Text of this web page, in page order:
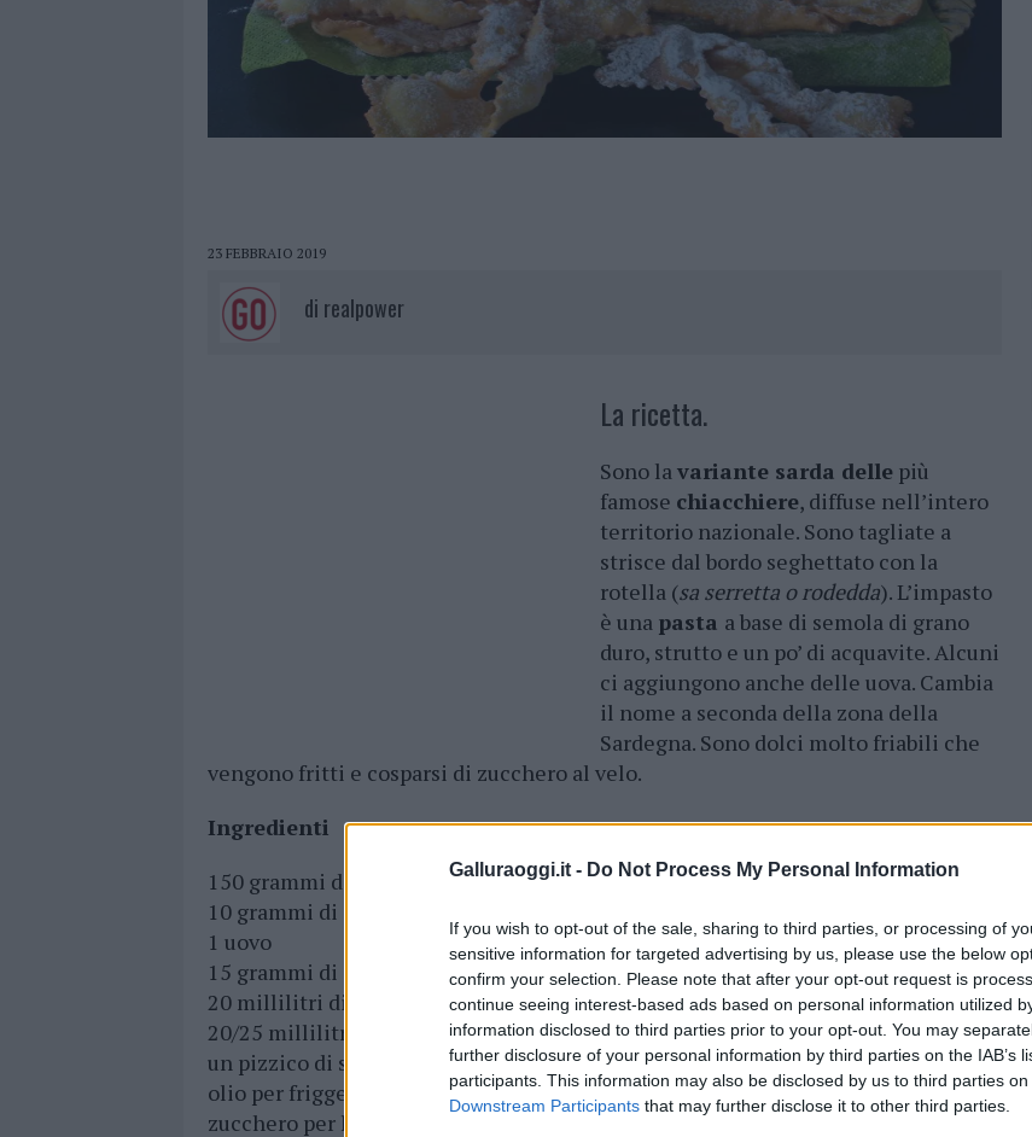
Galluraoggi.it - Do Not Process My Personal Information
If you wish to opt-out of the sale, sharing to third parties, or processing of
sensitive information for targeted advertising by us, please use the below
confirm your selection. Please note that after your opt-out request is
continue seeing interest-based ads based on personal information utilized
information disclosed to third parties prior to your opt-out. You may
further disclosure of your personal information by third parties on the IAB’s
participants. This information may also be disclosed by us to third parties on
Downstream Participants that may further disclose it to other third parties.
23 FEBBRAIO 2019
di realpower
La ricetta.
Sono lavariante sarda delle più
famose chiacchiere, diffuse nell’intero
territorio nazionale. Sono tagliate a
strisce dal bordo seghettato con la
rotella (sa serretta o rodedda). L’impasto
è una pasta a base di semola di grano
duro, strutto e un po’ di acquavite. Alcuni
ci aggiungono anche delle uova. Cambia
il nome a seconda della zona della
Sardegna. Sono dolci molto friabili che
vengono fritti e cosparsi di zucchero al velo.
Ingredienti
150 grammi di semola rimacinata
10 grammi di strutto (o burro)
1 uovo
15 grammi di zucchero
20 millilitri di acquavite
20/25 millilitri di acqua
un pizzico di sale
olio per friggere
zucchero per la superficie e scorza di limone a piacere